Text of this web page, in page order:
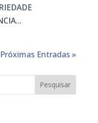
Próximas Entradas »